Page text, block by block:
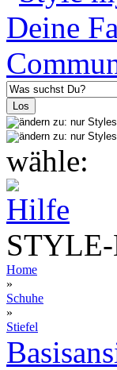
wähle:
Home
»
Schuhe
»
Stiefel